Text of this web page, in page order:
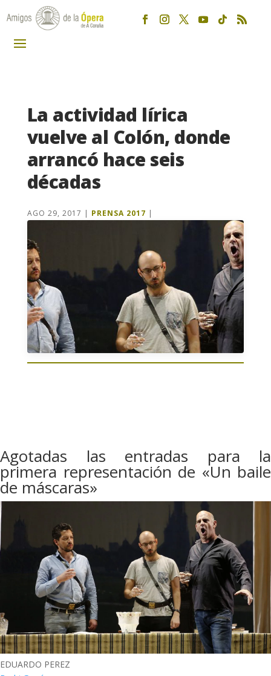
La actividad lírica
vuelve al Colón, donde
arrancó hace seis
décadas
AGO 29, 2017 | PRENSA 2017 |
Agotadas las entradas para la
primera representación de «Un baile
de máscaras»
EDUARDO PEREZ